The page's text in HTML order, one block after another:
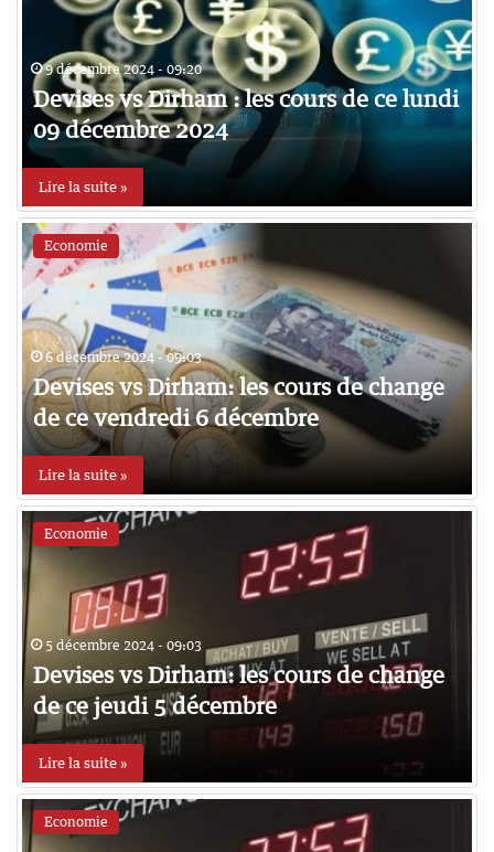
9 décembre 2024 - 09:20
Devises vs Dirham : les cours de ce lundi
09 décembre 2024
Lire la suite »
Economie
6 décembre 2024 - 09:03
Devises vs Dirham: les cours de change
de ce vendredi 6 décembre
Lire la suite »
Economie
5 décembre 2024 - 09:03
Devises vs Dirham: les cours de change
de ce jeudi 5 décembre
Lire la suite »
Economie